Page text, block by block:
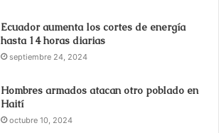
Ecuador aumenta los cortes de energía
hasta 14 horas diarias
septiembre 24, 2024
Hombres armados atacan otro poblado en
Haití
octubre 10, 2024